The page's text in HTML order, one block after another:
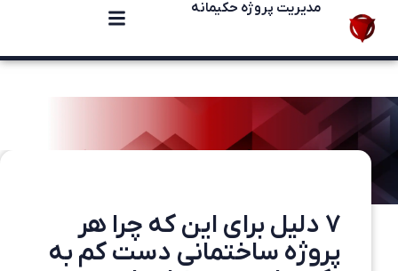
مدیریت پروژه حکیمانه
۷ دلیل برای این که چرا هر
پروژه ساختمانی دست کم به